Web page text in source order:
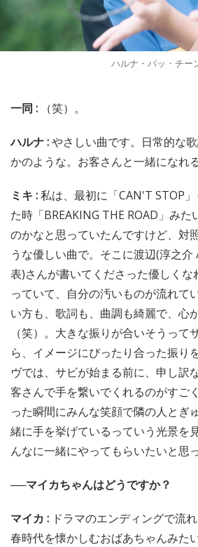
ハルナ・バッ・チー
一同 : （笑）。
ハルナ :やさしい曲です。日常的な
かのような。お客さんと一緒になれる
ミキ :私は、最初に「CAN'T STOP
た時「BREAKING THE ROAD」み
のかなと思っていたんですけど、対
うな優しい曲で。そこに渡辺(淳之
表)さんが書いてくださった優しく
っていて、自分の汚いものが流れて
い方も、歌詞も、曲調も綺麗で、心
（笑）。大きな振りが合いそうって
ら、イメージにぴったり合った振り
ヴでは、サビが始まる前に、申し訳
客さんで手を繋いでくれるのがすご
った瞬間にみんな笑顔で隣の人とぎ
緒に手を挙げているっていう光景を
んなに一緒にやってもらいたいと思
──マイカちゃんはどうですか？
マイカ : ドラマのエンディングで流
春時代を懐かしむおばあちゃんみた